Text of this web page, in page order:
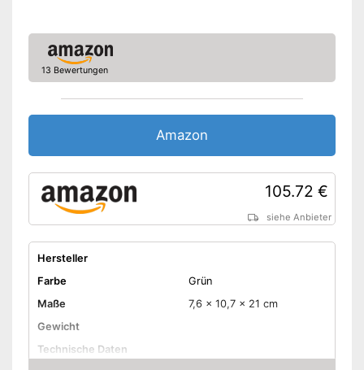
13 Bewertungen
Amazon
105.72 €
siehe Anbieter
Hersteller
Farbe
Grün
Maße
7,6 x 10,7 x 21 cm
Gewicht
Technische Daten